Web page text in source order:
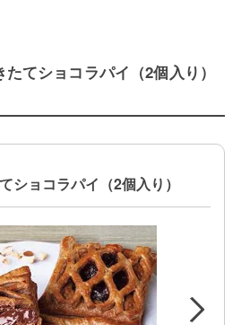
てショコラパイ（2個入り）
ショコラパイ（2個入り）